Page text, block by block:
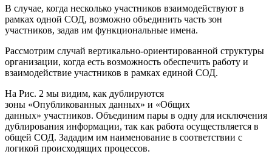
В случае, когда несколько участников взаимодействуют в
рамках одной СОД, возможно объединить часть зон
участников, задав им функциональные имена.
Рассмотрим случай вертикально-ориентированной структуры
организации, когда есть возможность обеспечить работу и
взаимодействие участников в рамках единой СОД.
На Рис. 2 мы видим, как дублируются
зоны «Опубликованных данных» и «Общих
данных» участников. Объединим пары в одну для исключения
дублирования информации, так как работа осуществляется в
общей СОД. Зададим им наименование в соответствии с
логикой происходящих процессов.